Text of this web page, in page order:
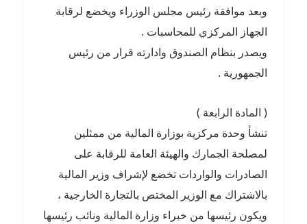
وبعد موافقة رئيس مجلس الوزراء ويخضع لرقابة
الجهاز المركزي للمحاسبات .
ويصدر بنظام الصندوق وادارته قرار من رئيس
الجمهورية .
( المادة الرابعة )
تنشأ وحدة مركزية بوزارة المالية من ممثلين
لمصلحة الجمارك والهيئة العامة للرقابة على
الصادرات والواردات تخضع لإشراف وزير المالية
بالاشتراك مع الوزير المختص بالتجارة الخارجية ،
ويكون رئيسها من خبراء وزارة المالية ونائب رئيسها